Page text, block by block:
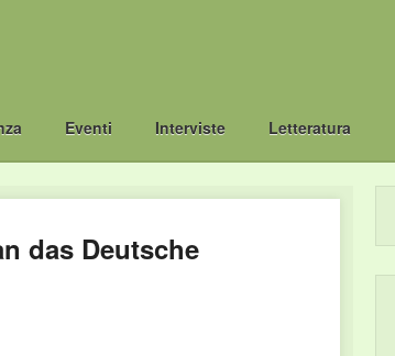
Eventi Interviste Letteratura
das Deutsche